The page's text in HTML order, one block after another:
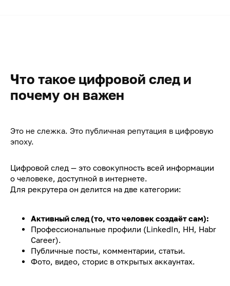
Что такое цифровой след и
почему он важен
Это не слежка. Это публичная репутация в цифровую
эпоху.
Цифровой след — это совокупность всей информации
о человеке, доступной в интернете.
Для рекрутера он делится на две категории:
Активный след (то, что человек создаёт сам):
Профессиональные профили (LinkedIn, HH, Habr
Career).
Публичные посты, комментарии, статьи.
Фото, видео, сторис в открытых аккаунтах.